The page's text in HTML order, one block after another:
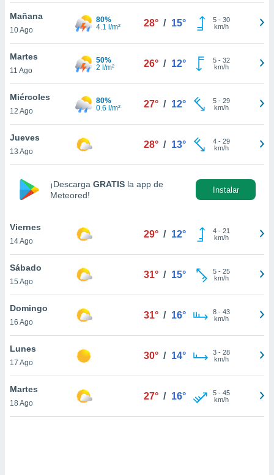
de
cookies
aceptar
En
sean
el sitio
se
o
aunque
Mañana
10 Ago
80%
4.1 l/m²
28° / 15° 5- 30
km/h
Martes
11 Ago
50%
2 l/m²
26° / 12° 5- 32
km/h
Miércoles
12 Ago
80%
0.6 l/m²
27° / 12° 5- 29
km/h
Jueves
13 Ago
28° / 13° 4- 29
km/h
¡Descarga GRATIS la app de
Meteored!
Instalar
Viernes
14 Ago
29° / 12° 4- 21
km/h
Sábado
15 Ago
31° / 15° 5- 25
km/h
Domingo
16 Ago
31° / 16° 8- 43
km/h
Lunes
17 Ago
30° / 14° 3- 28
km/h
Martes
18 Ago
27° / 16° 5- 45
km/h